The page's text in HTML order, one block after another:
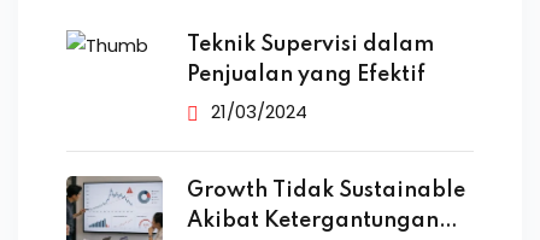
Teknik Supervisi dalam
Penjualan yang Efektif
21/03/2024
Growth Tidak Sustainable
Akibat Ketergantungan